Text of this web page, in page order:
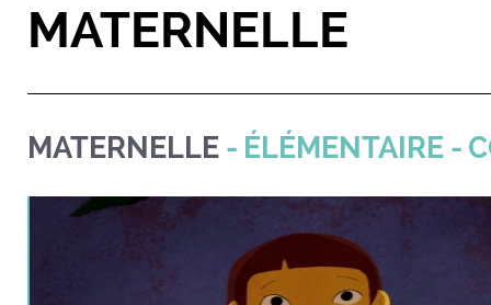
MATERNELLE
MATERNELLE ÉLÉMENTAIRE